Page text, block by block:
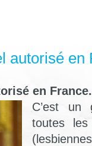
autorisé en
en France.
C’est un
toutes les